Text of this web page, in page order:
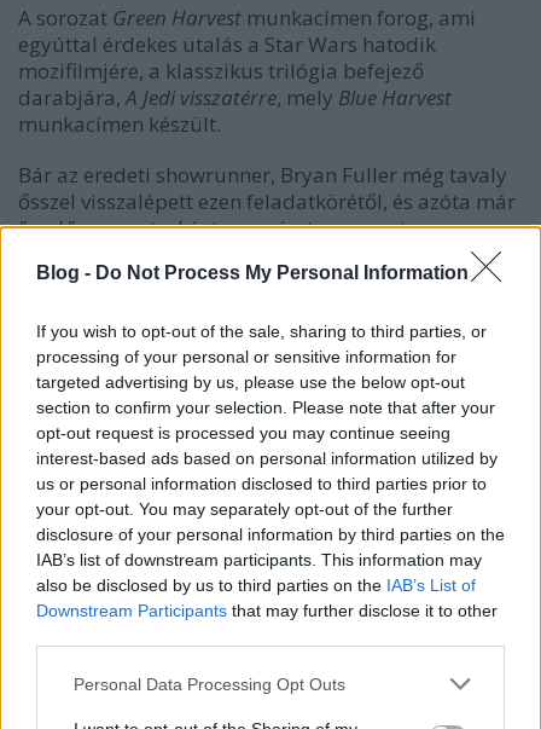
Blog - Do Not Process My Personal Information
If you wish to opt-out of the sale, sharing to third parties, or
processing of your personal or sensitive information for
targeted advertising by us, please use the below opt-out
section to confirm your selection. Please note that after your
opt-out request is processed you may continue seeing
interest-based ads based on personal information utilized by
us or personal information disclosed to third parties prior to
your opt-out. You may separately opt-out of the further
disclosure of your personal information by third parties on the
IAB’s list of downstream participants. This information may
also be disclosed by us to third parties on the IAB’s List of
Downstream Participants that may further disclose it to other
Please note that this website/app uses one or more Google
Personal Data Processing Opt Outs
A sorozat Green Harvest munkacímen forog, ami
egyúttal érdekes utalás a Star Wars hatodik
mozifilmjére, a klasszikus trilógia befejező
darabjára,A Jedi visszatérre, mely Blue Harvest
munkacímen készült.
Bár az eredeti showrunner, Bryan Fuller még tavaly
ősszel visszalépett ezen feladatkörétől, és azóta már
"csak"co-creatorként vesz részt a sorozat
készítésében, elhangzott egy apró utalás arra, hogy
akár a második évadra visszatérhet majd.
elképzeléseinek megfelelően zajlik jelenleg is.
Ismert, hogy a sorozatnak mindössze az első
bevezető epizódja lesz látható hagyományos
tévécsatorna(CBS)műsorán, a pilot második része,
és minden további epizód csak a CBS All Access
előfizetői számára lesz elérhető az Egyesült
Államokban. Kanadában a Bell Media birtokolja a
terjesztési jogokat, a premiert a CTV műsorán
láthatják majd a kanadai nézők, a további
epizódokat pedig a Bell Media angol(Space TV)és
francia nyelvű(Tele Z)tematikus kábelcsatornái
adják majd, melyek a sci-fi és fantasy műfajra
szakosodtak. Ezenkívül a Bell Media kanadai